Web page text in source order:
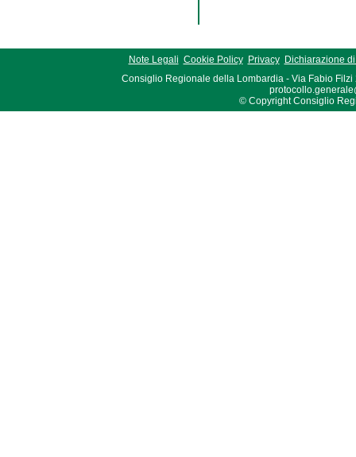
Note Legali Cookie Policy Privacy
Dichiarazione
Consiglio Regionale della Lombardia - Via Fabio Filzi
© Copyright Consiglio